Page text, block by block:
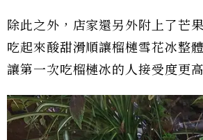
除此之外，店家還另外附上了芒
吃起來酸甜滑順讓榴槤雪花冰整
讓第一次吃榴槤冰的人接受度更高